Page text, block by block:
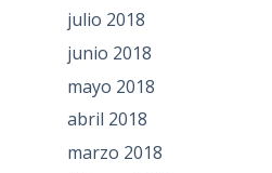
julio 2018
junio 2018
mayo 2018
abril 2018
marzo 2018